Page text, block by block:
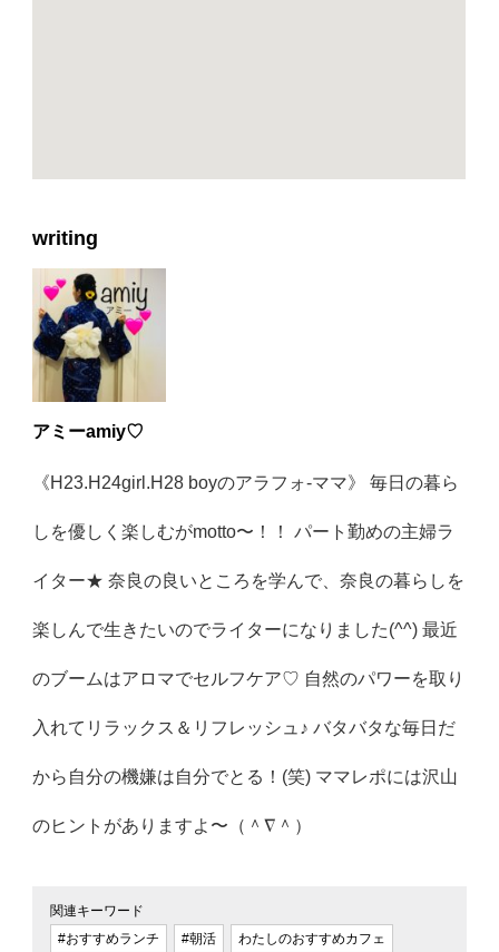
writing
アミーamiy♡
《H23.H24girl.H28 boyのアラフォ-ママ》 毎日の暮ら
しを優しく楽しむがmotto〜！！ パート勤めの主婦ラ
イター★ 奈良の良いところを学んで、奈良の暮らしを
楽しんで生きたいのでライターになりました(^^) 最近
のブームはアロマでセルフケア♡ 自然のパワーを取り
入れてリラックス＆リフレッシュ♪ バタバタな毎日だ
から自分の機嫌は自分でとる！(笑) ママレポには沢山
のヒントがありますよ〜（＾∇＾）
関連キーワード
#おすすめランチ
#朝活 わたしのおすすめカフェ